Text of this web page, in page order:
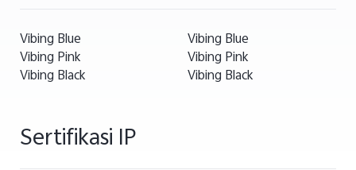
Vibing Blue
Vibing Pink
Vibing Black
Vibing Blue
Vibing Pink
Vibing Black
Sertifikasi IP